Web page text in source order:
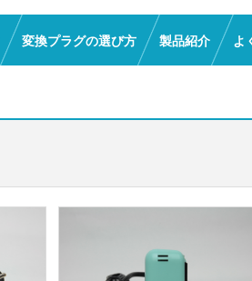
変換プラグの選び方 製品紹介 よ